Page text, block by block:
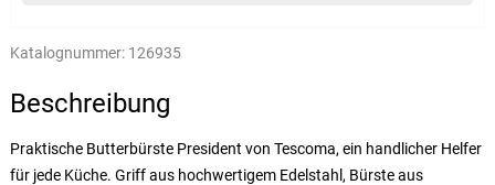
Katalognummer: 126935
Beschreibung
Praktische Butterbürste President von Tescoma, ein handlicher Helfer
für jede Küche. Griff aus hochwertigem Edelstahl, Bürste aus